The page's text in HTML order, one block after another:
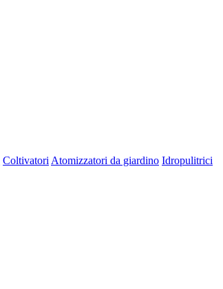
Coltivatori Atomizzatori da giardino Idropulitrici